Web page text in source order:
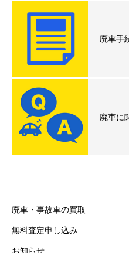
廃車手
廃車に
廃車・事故車の買取
無料査定申し込み
お知らせ